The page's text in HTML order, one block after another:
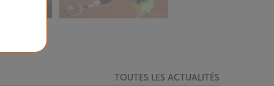
TOUTES LES ACTUALITÉS